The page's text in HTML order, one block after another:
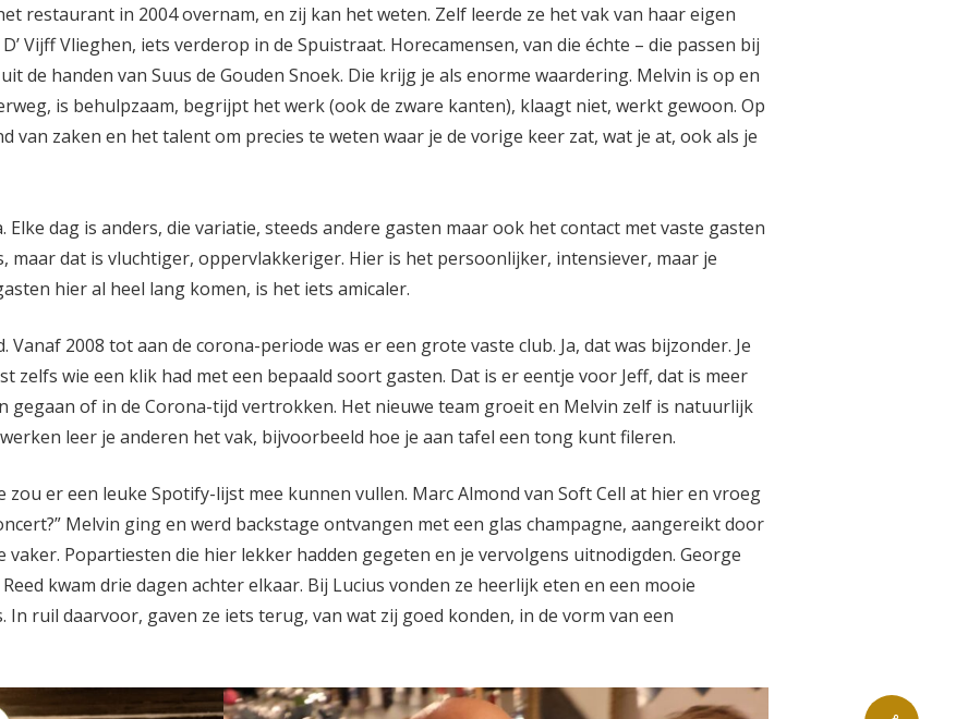
restaurant in 2004 overnam, en zij kan het weten. Zelf leerde ze het vak van haar eigen
Vijff Vlieghen, iets verderop in de Spuistraat. Horecamensen, van die échte – die passen bij
de handen van Suus de Gouden Snoek. Die krijg je als enorme waardering. Melvin is op en
is behulpzaam, begrijpt het werk (ook de zware kanten), klaagt niet, werkt gewoon. Op
van zaken en het talent om precies te weten waar je de vorige keer zat, wat je at, ook als je
Elke dag is anders, die variatie, steeds andere gasten maar ook het contact met vaste gasten
maar dat is vluchtiger, oppervlakkeriger. Hier is het persoonlijker, intensiever, maar je
hier al heel lang komen, is het iets amicaler.
2008 tot aan de corona-periode was er een grote vaste club. Ja, dat was bijzonder. Je
zelfs wie een klik had met een bepaald soort gasten. Dat is er eentje voor Jeff, dat is meer
gegaan of in de Corona-tijd vertrokken. Het nieuwe team groeit en Melvin zelf is natuurlijk
leer je anderen het vak, bijvoorbeeld hoe je aan tafel een tong kunt fileren.
zou er een leuke Spotify-lijst mee kunnen vullen. Marc Almond van Soft Cell at hier en vroeg
Melvin ging en werd backstage ontvangen met een glas champagne, aangereikt door
vaker. Popartiesten die hier lekker hadden gegeten en je vervolgens uitnodigden. George
kwam drie dagen achter elkaar. Bij Lucius vonden ze heerlijk eten en een mooie
In ruil daarvoor, gaven ze iets terug, van wat zij goed konden, in de vorm van een